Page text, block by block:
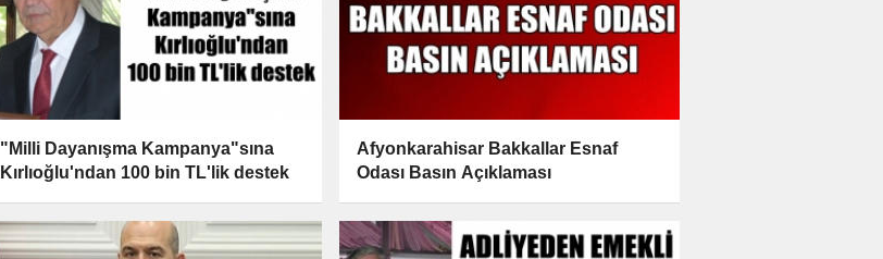
"Milli Dayanışma Kampanya"sına
Kırlıoğlu'ndan 100 bin TL'lik destek
Afyonkarahisar Bakkallar Esnaf
Odası Basın Açıklaması